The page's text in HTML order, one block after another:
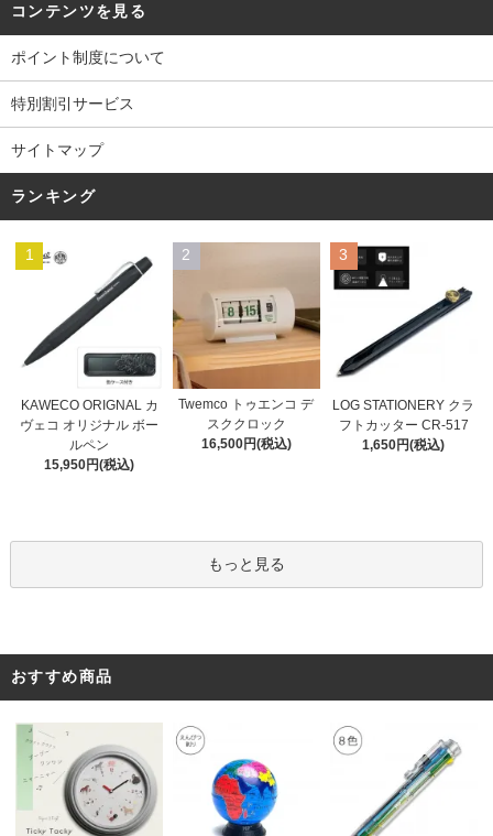
コンテンツを見る
ポイント制度について
特別割引サービス
サイトマップ
ランキング
1
KAWECO ORIGNAL カ
ヴェコ オリジナル ボー
ルペン
15,950円(税込)
2
Twemco トゥエンコ デ
スククロック
16,500円(税込)
3
LOG STATIONERY クラ
フトカッター CR-517
1,650円(税込)
もっと見る
おすすめ商品